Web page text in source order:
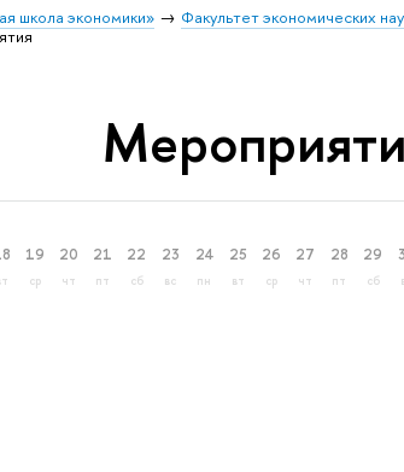
школа экономики» Факультет экономических
19
ср
20
чт
21
пт
22
сб
23
вс
24
пн
25
вт
26
ср
27
чт
28
пт
29
сб